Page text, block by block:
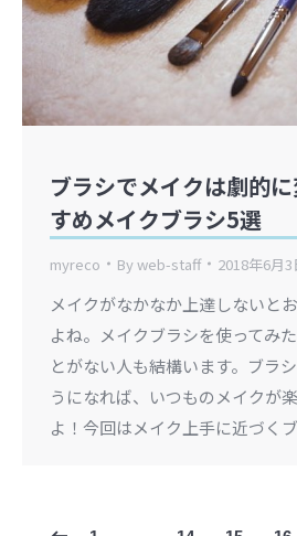
ブラシでメイクは劇的
すめメイクブラシ5選
myreco Byweb-staff 2018年6月3
メイクがなかなか上達しないと
よね。メイクブラシを使ってみ
とがない人も結構います。ブラ
うになれば、いつものメイクが
よ！今回はメイク上手に近づく